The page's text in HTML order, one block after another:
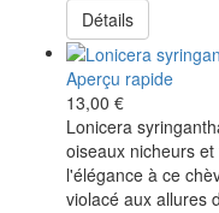
Détails
Aperçu rapide
13,00 €
Lonicera
oiseaux nicheurs
l'élégance à ce
violacé aux allures